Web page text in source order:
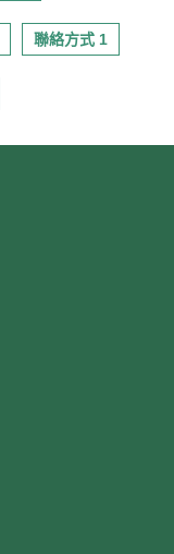
聯絡方式 1